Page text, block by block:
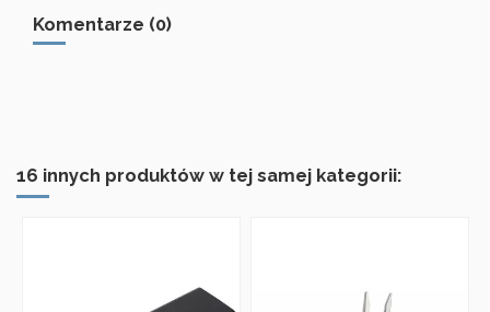
Komentarze (0)
16 innych produktów w tej samej kategorii: